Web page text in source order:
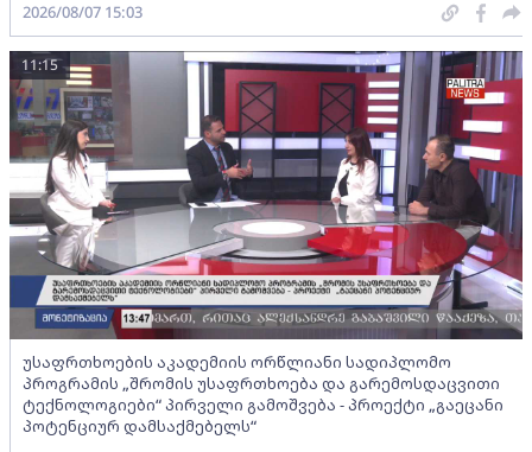
2026/08/07 15:03
უსაფრთხოების აკადემიის ორწლიანი სადიპლომო
პროგრამის „შრომის უსაფრთხოება და გარემოსდაცვითი
ტექნოლოგიები“ პირველი გამოშვება - პროექტი „გაეცანი
პოტენციურ დამსაქმებელს“
11:15